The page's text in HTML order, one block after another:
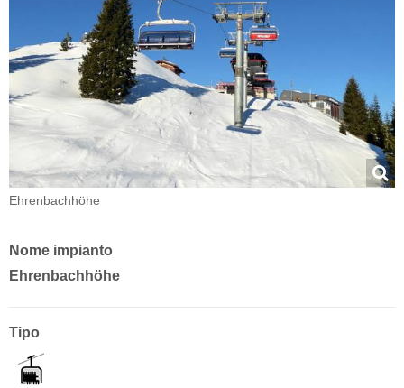
Ehrenbachhöhe
Nome impianto
Ehrenbachhöhe
Tipo